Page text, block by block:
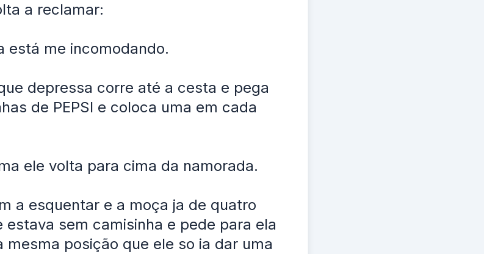
a reclamar:
está me incomodando.
depressa corre até a cesta e pega
de PEPSI e coloca uma em cada
ele volta para cima da namorada.
a esquentar e a moça ja de quatro
estava sem camisinha e pede para ela
mesma posição que ele so ia dar uma